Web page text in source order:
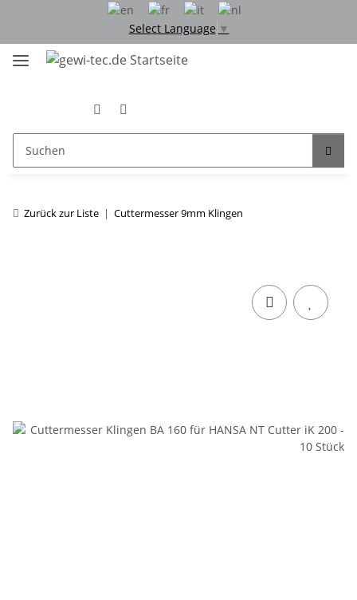
Select Language ▼
Zurück zur Liste Cuttermesser 9mm Klingen